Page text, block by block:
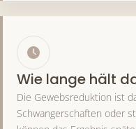
Wie lange hält
Die Gewebsreduktion ist
Schwangerschaften oder